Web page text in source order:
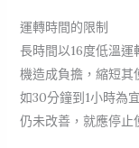
運轉時間的限制
長時間以16度低溫
機造成負擔，縮短其
如30分鐘到1小時為
仍未改善，就應停止